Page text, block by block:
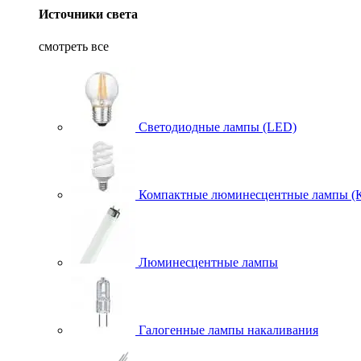
Источники света
смотреть все
Светодиодные лампы (LED)
Компактные люминесцентные лампы
Люминесцентные лампы
Галогенные лампы накаливания